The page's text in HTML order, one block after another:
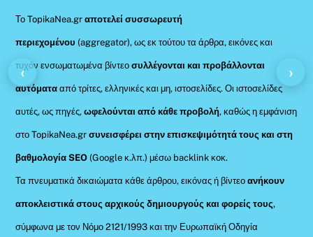
Το TopikaNea.grαποτελεί συσσωρευτή
περιεχομένου (aggregator), ως εκ τούτου τα άρθρα, εικόνες και
τυχόν ενσωματωμένα βίντεοσυλλέγονται και προβάλλονται
αυτόματααπό τρίτες, ελληνικές και μη, ιστοσελίδες. Οι ιστοσελίδες
αυτές, ως πηγές,ωφελούνται από κάθε προβολή, καθώς η εμφάνιση
στο TopikaNea.gr συνεισφέρει στην επισκεψιμότητά τους και στη
βαθμολογία SEO (Google κ.λπ.) μέσω backlink κοκ.
Τα πνευματικά δικαιώματα κάθε άρθρου, εικόνας ή βίντεοανήκουν
αποκλειστικά στους αρχικούς δημιουργούς και φορείς τους,
σύμφωνα με τον Νόμο 2121/1993 και την Ευρωπαϊκή Οδηγία
‹ ›